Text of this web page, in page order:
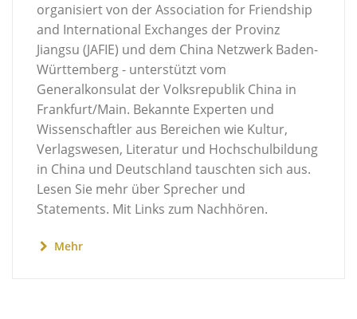
organisiert von der Association for Friendship
and International Exchanges der Provinz
Jiangsu (JAFIE) und dem China Netzwerk Baden-
Württemberg - unterstützt vom
Generalkonsulat der Volksrepublik China in
Frankfurt/Main. Bekannte Experten und
Wissenschaftler aus Bereichen wie Kultur,
Verlagswesen, Literatur und Hochschulbildung
in China und Deutschland tauschten sich aus.
Lesen Sie mehr über Sprecher und
Statements. Mit Links zum Nachhören.
Mehr